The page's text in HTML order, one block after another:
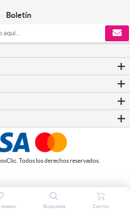
Boletín
Todos los derechos reservados.
Búsqueda Carrito